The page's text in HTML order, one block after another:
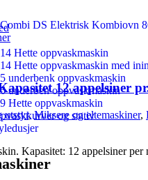
DS Elektrisk Kombiovn
Hette oppvaskmaskin
Hette oppvaskmaskin med
underbenk oppvaskmaskin
underben oppvaskmaskin
Hette oppvaskmaskin
og stativ
12 appelsiner
utstyr, Miksere og eltemaskiner,
Kapasitet: 12 appelsiner